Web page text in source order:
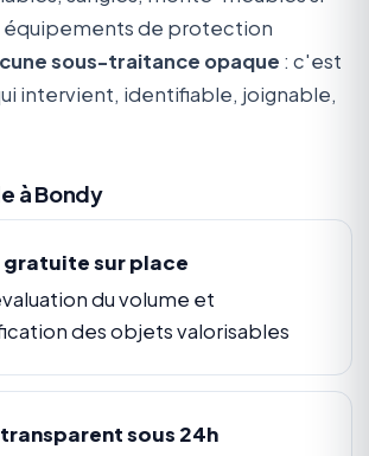
équipements de protection
sous-traitance opaque : c'est
intervient, identifiable, joignable,
à Bondy
sur place
du volume et
des objets valorisables
sous 24h